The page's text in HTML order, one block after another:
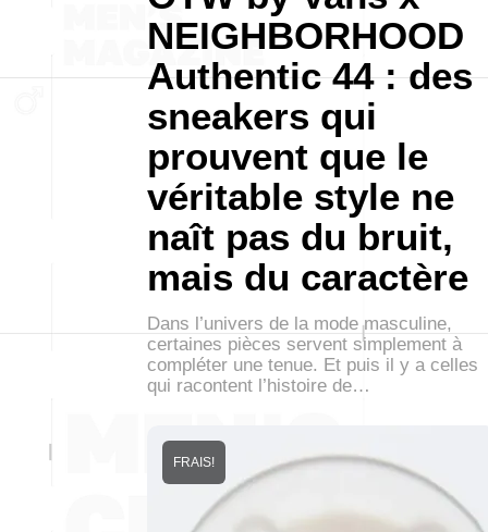
NEIGHBORHOOD
Authentic 44 : des
sneakers qui
prouvent que le
véritable style ne
naît pas du bruit,
mais du caractère
Dans l’univers de la mode masculine,
certaines pièces servent simplement à
compléter une tenue. Et puis il y a celles
qui racontent l’histoire de…
FRAIS!